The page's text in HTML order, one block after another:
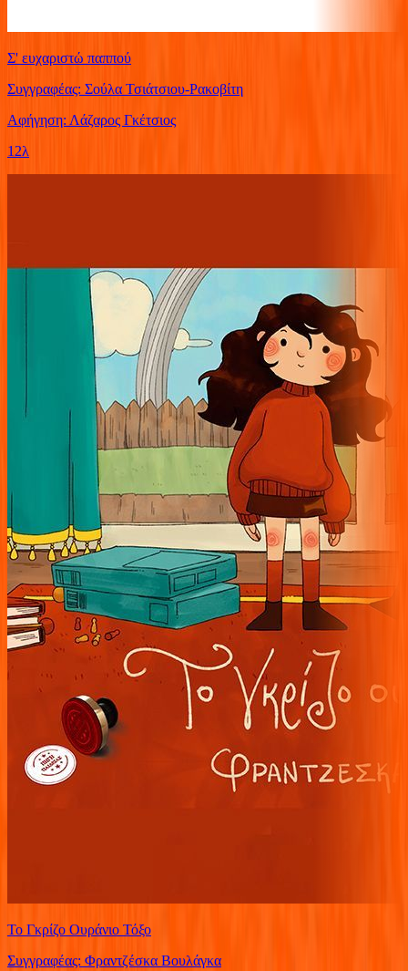
Σ' ευχαριστώ παππού
Συγγραφέας: Σούλα Τσιάτσιου-Ρακοβίτη
Αφήγηση: Λάζαρος Γκέτσιος
12λ
Το Γκρίζο Ουράνιο Τόξο
Συγγραφέας: Φραντζέσκα Βουλάγκα